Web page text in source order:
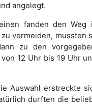
angelegt.
fanden den Weg
vermeiden, mussten
zu den
12 Uhr bis 19 Uhr
Auswahl erstreckte
durften die